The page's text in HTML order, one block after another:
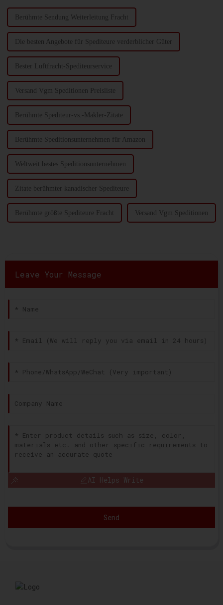
Berühmte Sendung Weiterleitung Fracht
Die besten Angebote für Spediteure verderblicher Güter
Bester Luftfracht-Spediteurservice
Versand Vgm Speditionen Preisliste
Berühmte Spediteur-vs.-Makler-Zitate
Berühmte Speditionsunternehmen für Amazon
Weltweit bestes Speditionsunternehmen
Zitate berühmter kanadischer Spediteure
Berühmte größte Spediteure Fracht Versand Vgm Speditionen
Leave Your Message
AI Helps Write
Send